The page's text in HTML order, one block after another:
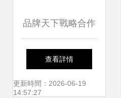
品牌天下戰略合作
晨曦藝術公司會員
主題活動圓滿舉行
查看詳情
更新時間：2026-06-19
14:57:27